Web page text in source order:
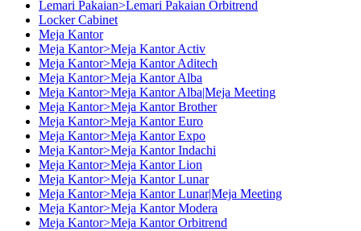
Lemari Pakaian>Lemari Pakaian Orbitrend
Locker Cabinet
Meja Kantor
Meja Kantor>Meja Kantor Activ
Meja Kantor>Meja Kantor Aditech
Meja Kantor>Meja Kantor Alba
Meja Kantor>Meja Kantor Alba|Meja Meeting
Meja Kantor>Meja Kantor Brother
Meja Kantor>Meja Kantor Euro
Meja Kantor>Meja Kantor Expo
Meja Kantor>Meja Kantor Indachi
Meja Kantor>Meja Kantor Lion
Meja Kantor>Meja Kantor Lunar
Meja Kantor>Meja Kantor Lunar|Meja Meeting
Meja Kantor>Meja Kantor Modera
Meja Kantor>Meja Kantor Orbitrend